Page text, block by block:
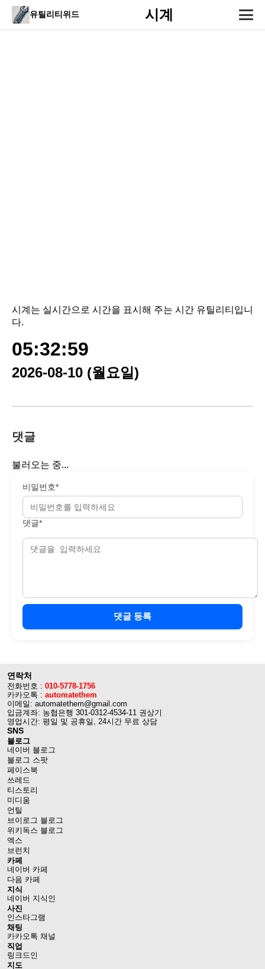
유틸리티위드 시계
시계는 실시간으로 시간을 표시해 주는 시간 유틸리티입니
다.
05:32:59
2026-08-10 (월요일)
댓글
불러오는 중...
비밀번호*
댓글*
댓글 등록
연락처
전화번호 : 010-5778-1756
카카오톡 : automatethem
이메일: automatethem@gmail.com
입금계좌: 농협은행 301-0312-4534-11 권상기
영업시간: 평일 및 공휴일, 24시간 무료 상담
SNS
블로그
네이버 블로그
블로그 스팟
페이스북
쓰레드
티스토리
미디움
언틸
브이로그 블로그
위키독스 블로그
엑스
브런치
카페
네이버 카페
다음 카페
지식
네이버 지식인
사진
인스타그램
채팅
카카오톡 채널
직업
링크드인
지도